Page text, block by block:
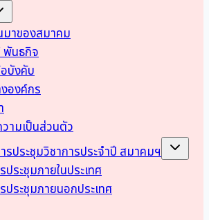
มาของสมาคม
พันธกิจ
บังคับ
องค์กร
ามเป็นส่วนตัว
รประชุมวิชาการประจำปี สมาคมฯ
Toggle
child
ประชุมภายในประเทศ
ประชุมภายนอกประเทศ